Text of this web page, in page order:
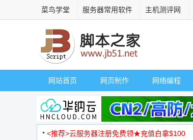
菜鸟学堂 服务器常用软件 主机测评网
网站首页 网页制作 网络编程
<推荐>云服务器注册免费领★充值白拿$100